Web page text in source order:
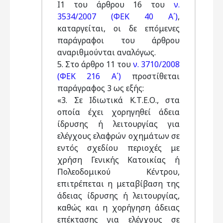
Ι1 του άρθρου 16 του ν.
3534/2007 (ΦΕΚ 40 Α΄),
καταργείται, οι δε επόμενες
παράγραφοι του άρθρου
αναριθμούνται αναλόγως.
5. Στο άρθρο 11 του ν. 3710/2008
(ΦΕΚ 216 Α΄)προστίθεται
παράγραφος 3 ως εξής:
«3. Σε Ιδιωτικά Κ.Τ.Ε.Ο., στα
οποία έχει χορηγηθεί άδεια
ίδρυσης ή λειτουργίας για
ελέγχους ελαφρών οχημάτων σε
εντός σχεδίου περιοχές με
χρήση Γενικής Κατοικίας ή
Πολεοδομικού Κέντρου,
επιτρέπεται η μεταβίβαση της
άδειας ίδρυσης ή λειτουργίας,
καθώς και η χορήγηση άδειας
επέκτασης για ελέγχους σε